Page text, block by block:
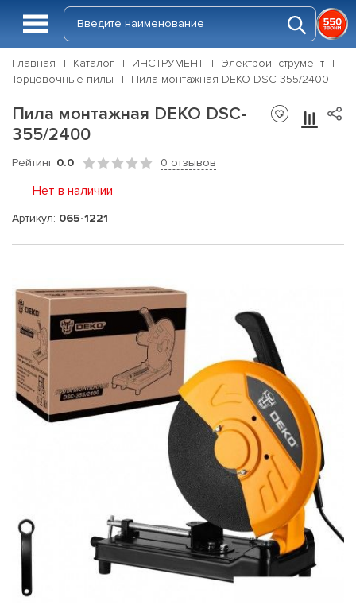
Главная Каталог ИНСТРУМЕНТ
Электроинструмент
Торцовочные пилы
Пила монтажная DEKO DSC-355/2400
Пила монтажная DEKO DSC-
355/2400
Рейтинг 0.0 0 отзывов
Нет в наличии
Артикул: 065-1221